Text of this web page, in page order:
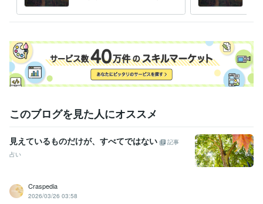
９：００
１１：００
１３：００
１４：００
１５：００
時間帯はこちらで決めておりますが、受け取るのはお客様の好きな時間
い出来ます。
職歴
悩み相談・カウンセリング
悩み解消します
このブログを見た人にオススメ
見えているものだけが、すべてではない
記事
占い
Craspedia
2026/03/26 03:58